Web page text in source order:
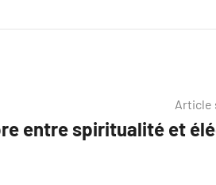
Article
entre spiritualité et